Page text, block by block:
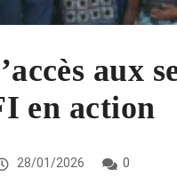
aux
en action
28/01/2026 0